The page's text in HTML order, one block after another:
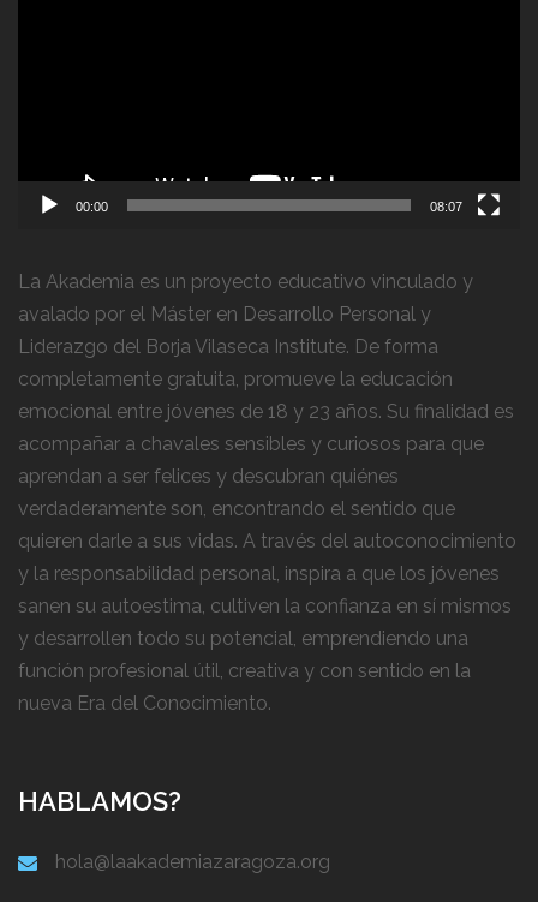
00:00 08:07
La Akademia es un proyecto educativo vinculado y
avalado por el Máster en Desarrollo Personal y
Liderazgo del Borja Vilaseca Institute. De forma
completamente gratuita, promueve la educación
emocional entre jóvenes de 18 y 23 años. Su finalidad es
acompañar a chavales sensibles y curiosos para que
aprendan a ser felices y descubran quiénes
verdaderamente son, encontrando el sentido que
quieren darle a sus vidas. A través del autoconocimiento
y la responsabilidad personal, inspira a que los jóvenes
sanen su autoestima, cultiven la confianza en sí mismos
y desarrollen todo su potencial, emprendiendo una
función profesional útil, creativa y con sentido en la
nueva Era del Conocimiento.
HABLAMOS?
hola@laakademiazaragoza.org